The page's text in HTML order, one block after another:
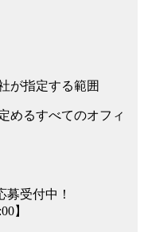
が指定する範囲
めるすべてのオフィ
募受付中！
】